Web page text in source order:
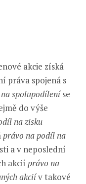
akcie získá
práva spojená s
spolupodíleníse
do výše
na zisku
právo na podíl na
a v neposlední
akcií právo na
akciív takové